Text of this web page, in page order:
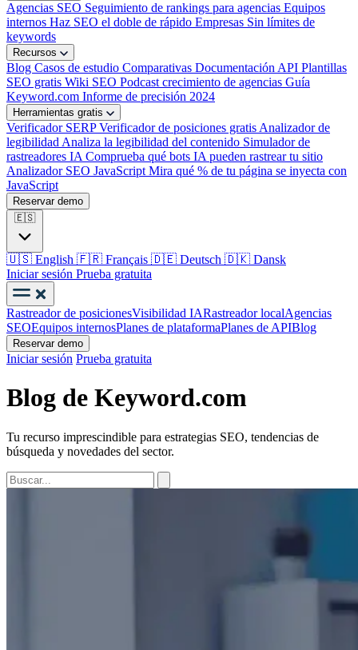
Agencias SEO Seguimiento de rankings para agencias Equipos
internos Haz SEO el doble de rápido Empresas Sin límites de
keywords
Recursos
Blog Casos de estudio Comparativas Documentación API Plantillas
SEO gratis Wiki SEO Podcast crecimiento de agencias Guía
Keyword.com Informe de precisión 2024
Herramientas gratis
Verificador SERPVerificador de posiciones gratis Analizador de
legibilidad Analiza la legibilidad del contenido Simulador de
rastreadores IA Comprueba qué bots IA pueden rastrear tu sitio
Analizador SEO JavaScript Mira qué % de tu página se inyecta con
JavaScript
Reservar demo
🇪🇸
🇺🇸 English 🇫🇷 Français 🇩🇪 Deutsch 🇩🇰 Dansk
Iniciar sesión Prueba gratuita
Rastreador de posicionesVisibilidad IARastreador localAgencias
SEOEquipos internosPlanes de plataformaPlanes de APIBlog
Reservar demo
Iniciar sesión Prueba gratuita
Blog de Keyword.com
Tu recurso imprescindible para estrategias SEO, tendencias de
búsqueda y novedades del sector.